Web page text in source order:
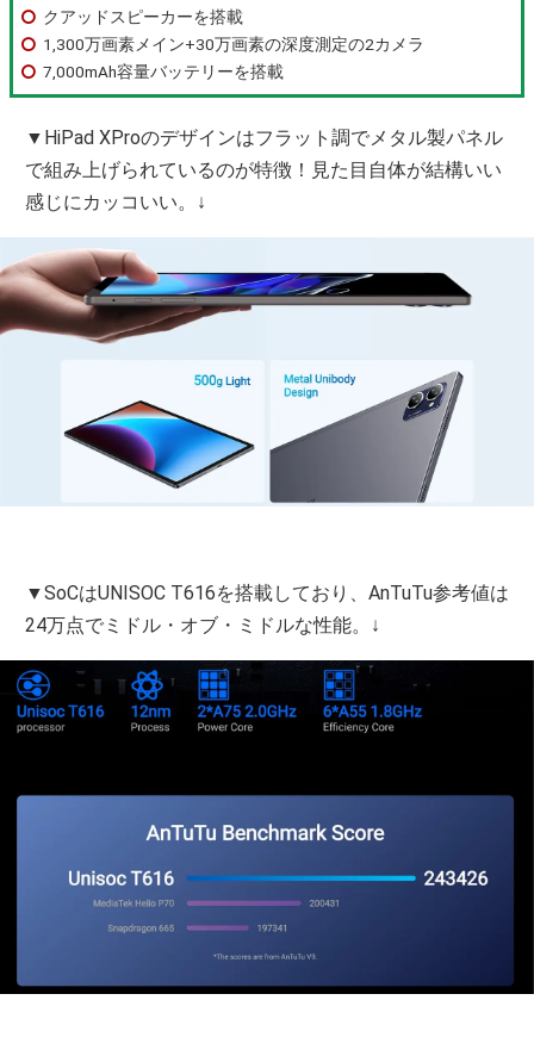
クアッドスピーカーを搭載
1,300万画素メイン+30万画素の深度測定の2カメラ
7,000mAh容量バッテリーを搭載
▼HiPad XProのデザインはフラット調でメタル製パネル
で組み上げられているのが特徴！見た目自体が結構いい
感じにカッコいい。↓
▼SoCはUNISOC T616を搭載しており、AnTuTu参考値は
24万点でミドル・オブ・ミドルな性能。↓